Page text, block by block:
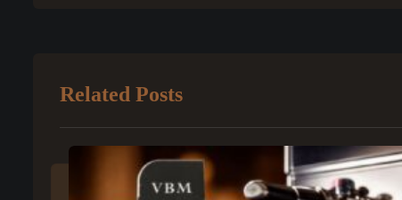
Related Posts